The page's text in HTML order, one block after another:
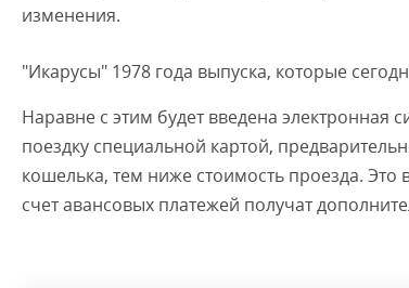
изменения.
"Икарусы" 1978 года выпуска, которые
Наравне с этим будет введена электронная
поездку специальной картой,
кошелька, тем ниже стоимость проезда.
счет авансовых платежей получат